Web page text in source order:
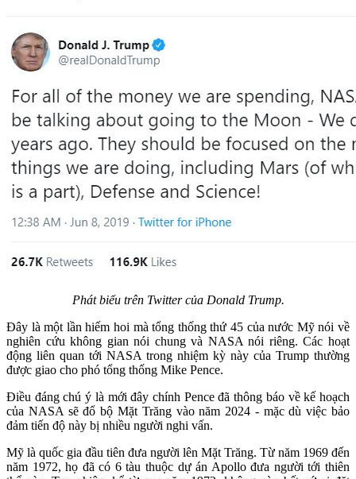
Phát biểu trên Twitter của Donald Trump.
Đây là một lần hiếm hoi mà tổng thống thứ 45 của nước Mỹ nói về
nghiên cứu không gian nói chung và NASA nói riêng. Các hoạt
động liên quan tới NASA trong nhiệm kỳ này của Trump thường
được giao cho phó tổng thống Mike Pence.
Điều đáng chú ý là mới đây chính Pence đã thông báo về kế hoạch
của NASA sẽ đổ bộ Mặt Trăng vào năm 2024 - mặc dù việc bảo
đảm tiến độ này bị nhiều người nghi vấn.
Mỹ là quốc gia đầu tiên đưa người lên Mặt Trăng. Từ năm 1969 đến
năm 1972, họ đã có 6 tàu thuộc dự án Apollo đưa người tới thiên